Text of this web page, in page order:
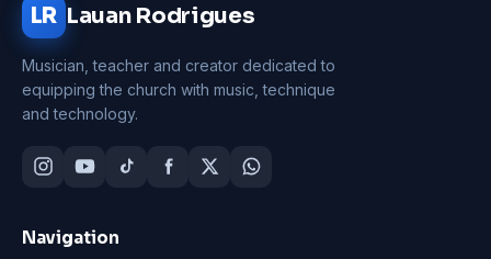
LR Lauan Rodrigues
Musician, teacher and creator dedicated to
equipping the church with music, technique
and technology.
Navigation